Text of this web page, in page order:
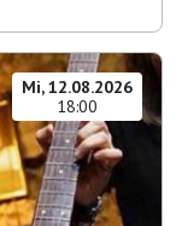
Mi, 12.08.2026
18:00